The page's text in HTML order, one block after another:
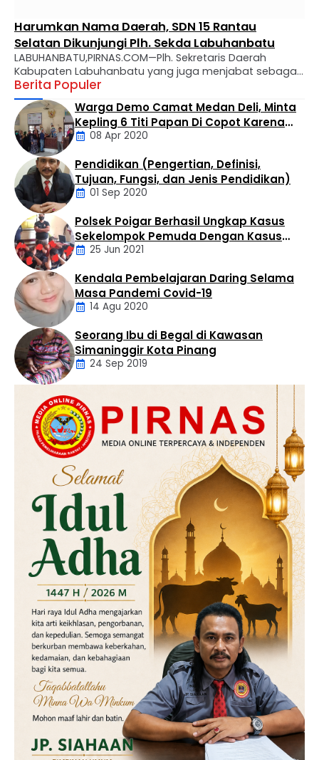
Harumkan Nama Daerah, SDN 15 Rantau
Selatan Dikunjungi Plh. Sekda Labuhanbatu
LABUHANBATU,PIRNAS.COM—Plh. Sekretaris Daerah
Kabupaten Labuhanbatu yang juga menjabat sebagai
Kepala Dinas Pendidikan, Abdi Jaya Pohan, S.H.,
menerima kunjungan Sekretaris Dinas Pendidikan,
Koordinator Wilayah Kecamatan (Korwilcam) Rantau
Selatan, Kepala Sekolah, dewan guru, dan perwakilan
siswa SD Negeri 15 Rantau Selatan di ruang kerja
Sekretaris Daerah, Rabu (5/8/2026). Kunjungan tersebut
merupakan bentuk silaturahmi sekaligus penyampaian
laporan atas …
Berita Populer
Daerah
Warga Demo Camat Medan Deli, Minta
Kepling 6 Titi Papan Di Copot Karena
Tak Perduli Sama Warganya
08 Apr 2020
Artikel
Pendidikan (Pengertian, Definisi,
Tujuan, Fungsi, dan Jenis Pendidikan)
01 Sep 2020
Daerah
Polsek Poigar Berhasil Ungkap Kasus
Sekelompok Pemuda Dengan Kasus
Pencabulan
25 Jun 2021
Artikel
Kendala Pembelajaran Daring Selama
Masa Pandemi Covid-19
14 Agu 2020
Daerah
Hukum
Kriminal
Labusel
Seorang Ibu di Begal di Kawasan
Simaninggir Kota Pinang
24 Sep 2019